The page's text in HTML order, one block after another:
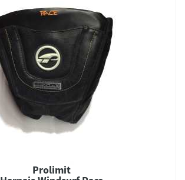
Prolimit